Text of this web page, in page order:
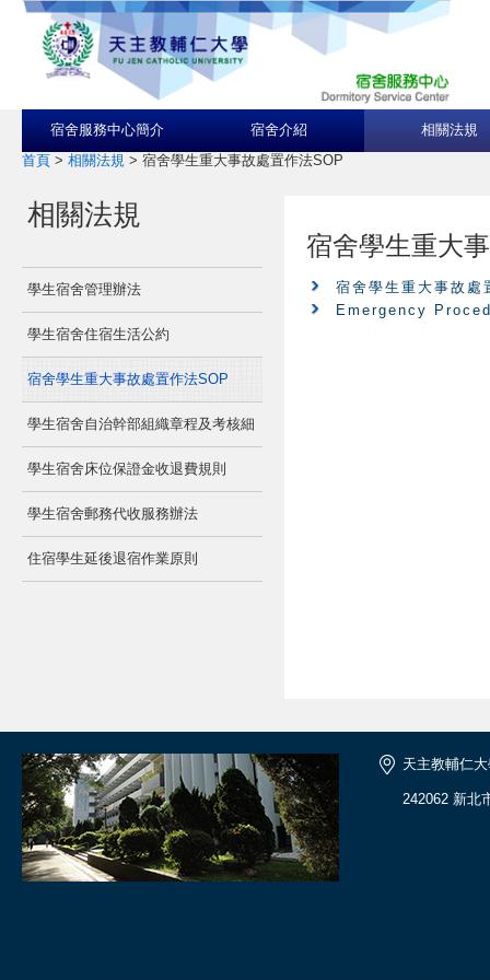
宿舍服務中心簡介 宿舍介紹 相關法規
首頁 > 相關法規 > 宿舍學生重大事故處置作法SOP
相關法規
學生宿舍管理辦法
學生宿舍住宿生活公約
宿舍學生重大事故處置作法SOP
學生宿舍自治幹部組織章程及考核細
學生宿舍床位保證金收退費規則
學生宿舍郵務代收服務辦法
住宿學生延後退宿作業原則
宿舍學生重大
宿舍學生重大事故處
Emergency
天主教輔仁
242062 新北